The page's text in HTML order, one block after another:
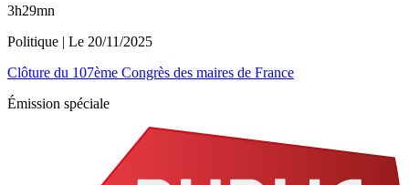
3h29mn
Politique | Le 20/11/2025
Clôture du 107ème Congrès des maires de France
Émission spéciale